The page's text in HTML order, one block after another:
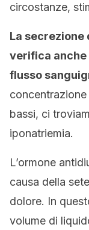
circostanze,
La
verifica anche
flusso
bassi, ci
iponatriemia.
L’ormone
causa della
dolore. In
volume di